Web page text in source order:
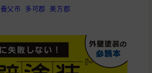
養父市 多可郡 美方郡